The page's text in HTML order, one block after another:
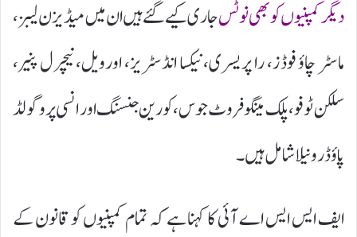
دیگر کمپنیوں کو بھی نوٹسجاری کیے گئے ہیں ان میں میڈیزن لیبز،
ماسٹر چاؤ فوڈز، را پریسری، نیکسا انڈسٹریز، اورویل، نیچرل پنیر،
سلکن ٹوفو، پلک مینگو فروٹ جوس، کورین جنسنگ اور انسی پرو گولڈ
پاؤڈر ونیلا شامل ہیں۔
ایف ایس ایس اے آئی کا کہنا ہے کہ تمام کمپنیوں کو قانون کے